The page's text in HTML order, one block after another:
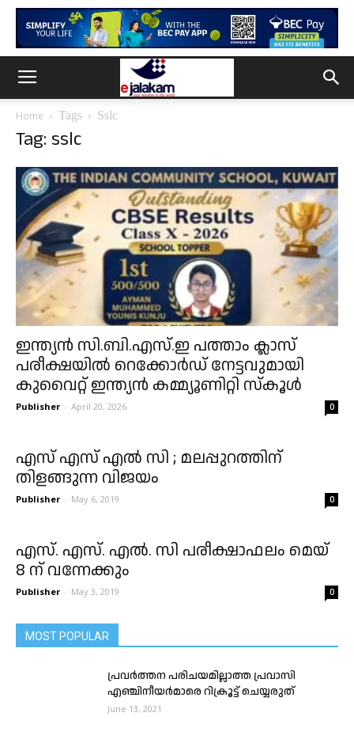
Home Tags Sslc
Tag: sslc
ഇന്ത്യൻ സി.ബി.എസ്.ഇ പത്താം ക്ലാസ്
പരീക്ഷയിൽ റെക്കോർഡ് നേട്ടവുമായി
കുവൈറ്റ് ഇന്ത്യൻ കമ്മ്യൂണിറ്റി സ്കൂൾ
Publisher - April 20, 2026 0
എസ് എസ് എൽ സി ; മലപ്പുറത്തിന്
തിളങ്ങുന്ന വിജയം
Publisher - May 6, 2019 0
എസ്. എസ്. എൽ. സി പരീക്ഷാഫലം മെയ്
8 ന് വന്നേക്കും
Publisher - May 3, 2019 0
MOST POPULAR
പ്രവർത്തന പരിചയമില്ലാത്ത പ്രവാസി
എഞ്ചിനീയർമാരെ റിക്രൂട്ട് ചെയ്യരുത്
June 13, 2021